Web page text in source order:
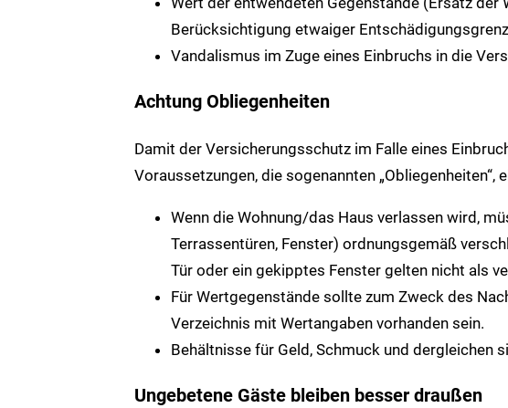
Berücksichtigung etwaiger
Vandalismus im Zuge eines Einbruchs in die
Achtung Obliegenheiten
Damit der Versicherungsschutz im Falle eines
Voraussetzungen, die sogenannten „Obliegenheiten“,
Wenn die Wohnung/das Haus verlassen wird,
Terrassentüren, Fenster) ordnungsgemäß
Tür oder ein gekipptes Fenster gelten nicht als
Für Wertgegenstände sollte zum Zweck des
Verzeichnis mit Wertangaben vorhanden sein.
Behältnisse für Geld, Schmuck und dergleichen
Ungebetene Gäste bleiben besser draußen